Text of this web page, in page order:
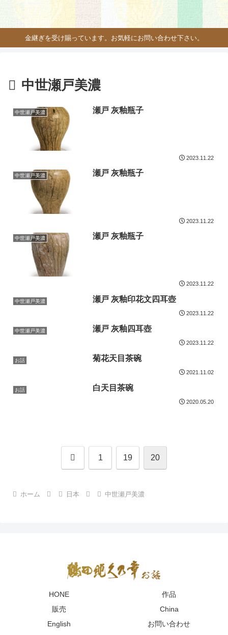
金継ぎを受け賜っています。お気軽にお問い合わせ下さい。
中世瀬戸美濃
中世瀬戸美濃 瀬戸 灰釉瓶子
2023.11.22
中世瀬戸美濃 瀬戸 灰釉瓶子
2023.11.22
中世瀬戸美濃 瀬戸 灰釉瓶子
2023.11.22
中世瀬戸美濃 瀬戸 灰釉印花文四耳壺
2023.11.22
中世瀬戸美濃 瀬戸 灰釉四耳壺
2023.11.22
お話 菊花天目茶碗
2021.11.02
お話 白天目茶碗
2020.05.20
前 1 19 20
ホーム 日本 中世瀬戸美濃
HONE
作品
販売
China
English
お問い合わせ